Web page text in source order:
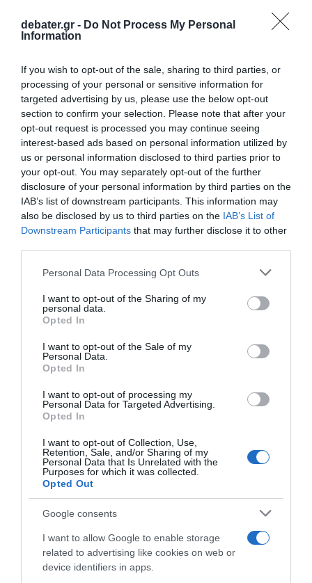
debater.gr - Do Not Process My Personal
Information
If you wish to opt-out of the sale, sharing to third parties, or
processing of your personal or sensitive information for
targeted advertising by us, please use the below opt-out
section to confirm your selection. Please note that after your
opt-out request is processed you may continue seeing
interest-based ads based on personal information utilized by
us or personal information disclosed to third parties prior to
your opt-out. You may separately opt-out of the further
disclosure of your personal information by third parties on the
IAB’s list of downstream participants. This information may
also be disclosed by us to third parties on the IAB’s List of
Downstream Participants that may further disclose it to other
Please note that this website/app uses one or more Google
not limited to your visit or usage behaviour. You may click to
grant or deny consent to Google and its third-party tags to
use your data for below specified purposes in below Google
consent section.
Personal Data Processing Opt Outs
I want to opt-out of the Sharing of my
personal data.
Opted In
I want to opt-out of the Sale of my
Personal Data.
Opted In
I want to opt-out of processing my
Personal Data for Targeted Advertising.
Opted In
I want to opt-out of Collection, Use,
Retention, Sale, and/or Sharing of my
Personal Data that Is Unrelated with the
Purposes for which it was collected.
Opted Out
Google consents
I want to allow Google to enable storage
related to advertising like cookies on web or
device identifiers in apps.
ΠΟΛΙΤΙΚΗ
ΠΟΛΙΤΙΚΗ